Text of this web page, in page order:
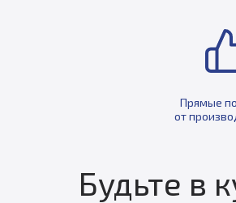
Прямые
от
Будьте в